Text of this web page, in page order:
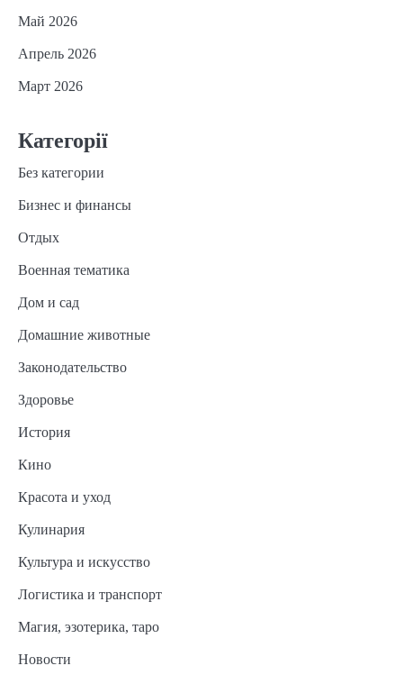
Май 2026
Апрель 2026
Март 2026
Категорії
Без категории
Бизнес и финансы
Отдых
Военная тематика
Дом и сад
Домашние животные
Законодательство
Здоровье
История
Кино
Красота и уход
Кулинария
Культура и искусство
Логистика и транспорт
Магия, эзотерика, таро
Новости